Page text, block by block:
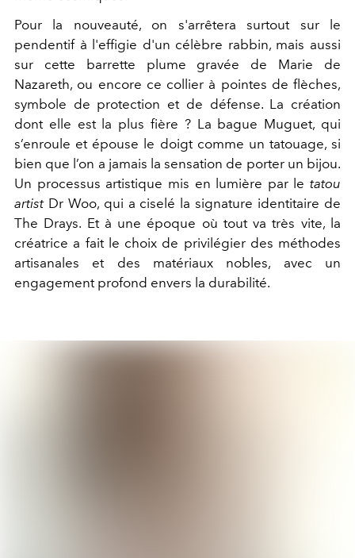
Pour la nouveauté, on s'arrêtera surtout sur le
pendentif à l'effigie d'un célèbre rabbin, mais aussi
sur cette barrette plume gravée de Marie de
Nazareth, ou encore ce collier à pointes de flèches,
symbole de protection et de défense. La création
dont elle est la plus fière ? La bague Muguet, qui
s’enroule et épouse le doigt comme un tatouage, si
bien que l’on a jamais la sensation de porter un bijou.
Un processus artistique mis en lumière par le tatou
artistDr Woo, qui a ciselé la signature identitaire de
The Drays. Et à une époque où tout va très vite, la
créatrice a fait le choix de privilégier des méthodes
artisanales et des matériaux nobles, avec un
engagement profond envers la durabilité.